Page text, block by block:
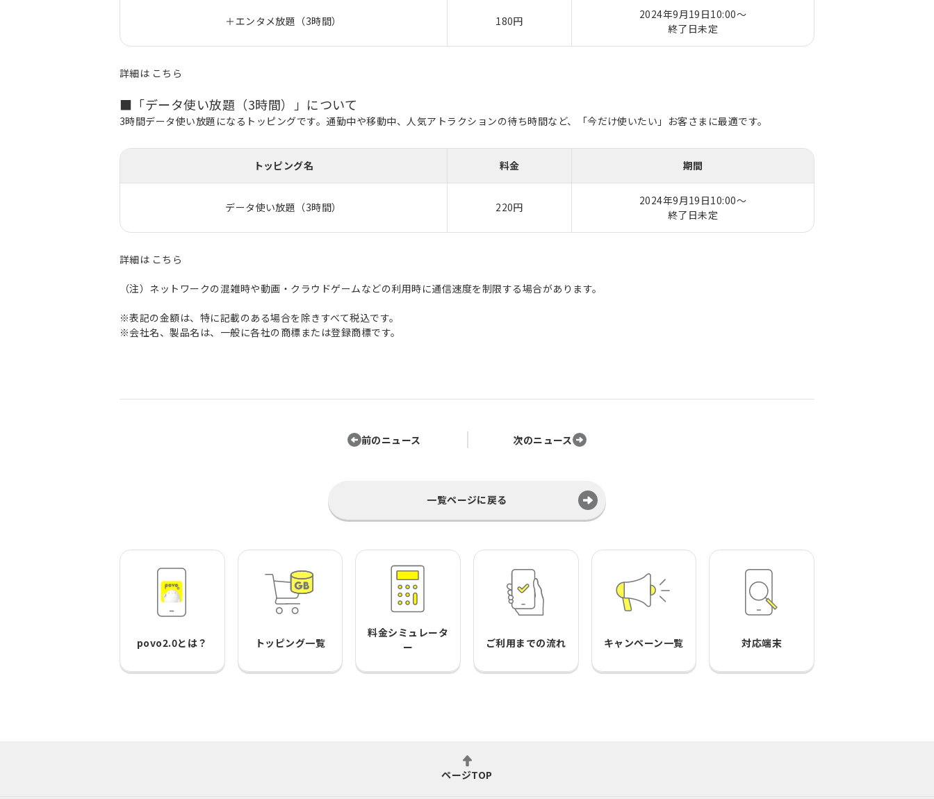
＋エンタメ放題（3時間） 180円
2024年9月19日10:00～
終了日未定
詳細は こちら
■「データ使い放題（3時間）」について
3時間データ使い放題になるトッピングです。通勤中や移動中、人気アトラクションの待ち時間など、「今だけ使いたい」お客さまに最適です。
トッピング名 料金 期間
データ使い放題（3時間） 220円
2024年9月19日10:00～
終了日未定
詳細は こちら
（注）ネットワークの混雑時や動画・クラウドゲームなどの利用時に通信速度を制限する場合があります。
※表記の金額は、特に記載のある場合を除きすべて税込です。
※会社名、製品名は、一般に各社の商標または登録商標です。
前のニュース 次のニュース
一覧ページに戻る
povo2.0とは？ トッピング一覧
料金シミュレータ
ー
ご利用までの流れ キャンペーン一覧 対応端末
ページTOP